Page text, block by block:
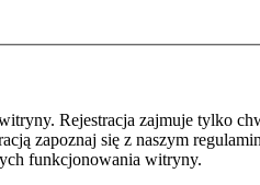
Rejestracja zajmuje tylko
zapoznaj się z naszym
funkcjonowania witryny.